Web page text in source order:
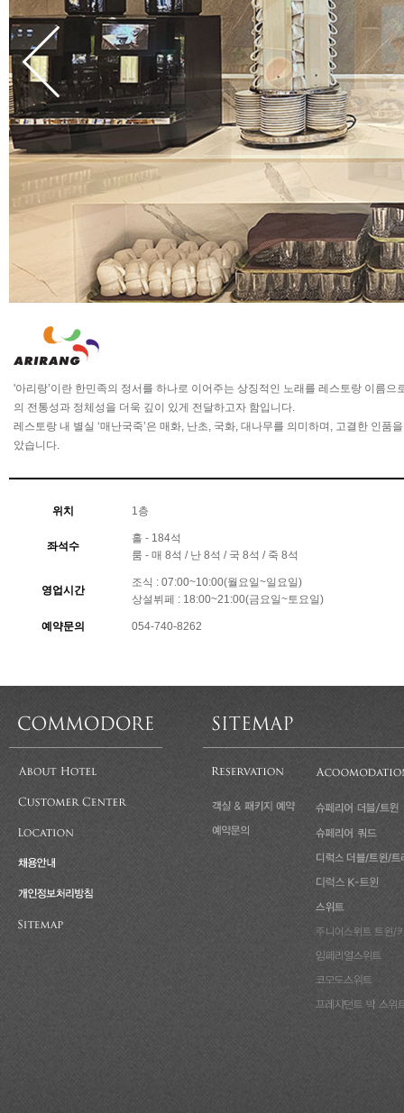
1 2 3 4
'아리랑’이란 한민족의 정서를 하나로 이어주는 상징적인 노래를 레스토랑 이름
의 전통성과 정체성을 더욱 깊이 있게 전달하고자 함입니다.
레스토랑 내 별실 ‘매난국죽’은 매화, 난초, 국화, 대나무를 의미하며, 고결한 인
았습니다.
위치 1층
좌석수
홀 - 184석
룸 - 매 8석 / 난 8석 / 국 8석 / 죽 8석
영업시간
조식 : 07:00~10:00(월요일~일요일)
상설뷔페 : 18:00~21:00(금요일~토요일)
예약문의 054-740-8262